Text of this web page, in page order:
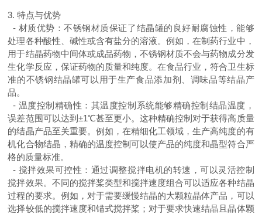
3.特点与优势
- 材质优势：不锈钢材质保证了结晶罐的良好耐腐蚀性，能够
处理各种酸性、碱性或含有盐分的溶液。例如，在制药行业中，
用于结晶药物中间体或成品药物，不锈钢材质不会与药物成分发
生化学反应，保证药物的质量和纯度。在食品行业，符合卫生标
准的不锈钢结晶罐可以用于生产食品添加剂、调味品等结晶产
品。
- 温度控制精确性：其温度控制系统能够精确控制结晶温度，
误差范围可以达到±1℃甚至更小。这种精确控制对于获得高质量
的结晶产品至关重要。例如，在精细化工领域，生产高纯度的有
机化合物结晶，精确的温度控制可以使产品的纯度和晶型符合严
格的质量标准。
- 搅拌效果可控性：通过调整搅拌电机的转速，可以灵活控制
搅拌效果。不同的搅拌桨类型和搅拌速度组合可以适应各种结晶
过程的要求。例如，对于需要缓慢结晶的大颗粒晶体产品，可以
选择较低的搅拌速度和锚式搅拌桨；对于要求快速结晶且晶体颗